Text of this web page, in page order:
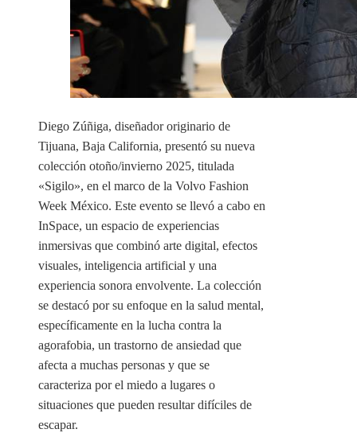
Diego Zúñiga, diseñador originario de
Tijuana, Baja California, presentó su nueva
colección otoño/invierno 2025, titulada
«Sigilo», en el marco de la Volvo Fashion
Week México. Este evento se llevó a cabo en
InSpace, un espacio de experiencias
inmersivas que combinó arte digital, efectos
visuales, inteligencia artificial y una
experiencia sonora envolvente. La colección
se destacó por su enfoque en la salud mental,
específicamente en la lucha contra la
agorafobia, un trastorno de ansiedad que
afecta a muchas personas y que se
caracteriza por el miedo a lugares o
situaciones que pueden resultar difíciles de
escapar.